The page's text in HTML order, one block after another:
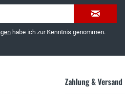
habe ich zur Kenntnis genommen.
Zahlung & Versand